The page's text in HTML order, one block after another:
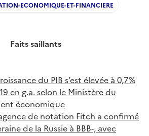
ECONOMIQUE-ET-FINANCIERE
Faits saillants
du PIB s’est élevée à 0,7%
en g.a. selon le Ministère du
économique
de notation Fitch a confirmé
de la Russie à BBB-, avec